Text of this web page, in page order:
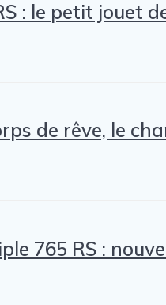
: le petit jouet
de rêve, le
765 RS :